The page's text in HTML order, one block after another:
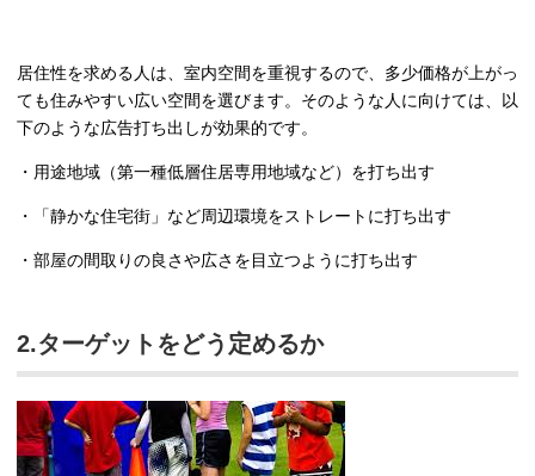
居住性を求める人は、室内空間を重視するので、多少価格が上がっ
ても住みやすい広い空間を選びます。そのような人に向けては、以
下のような広告打ち出しが効果的です。
・用途地域（第一種低層住居専用地域など）を打ち出す
・「静かな住宅街」など周辺環境をストレートに打ち出す
・部屋の間取りの良さや広さを目立つように打ち出す
2.ターゲットをどう定めるか